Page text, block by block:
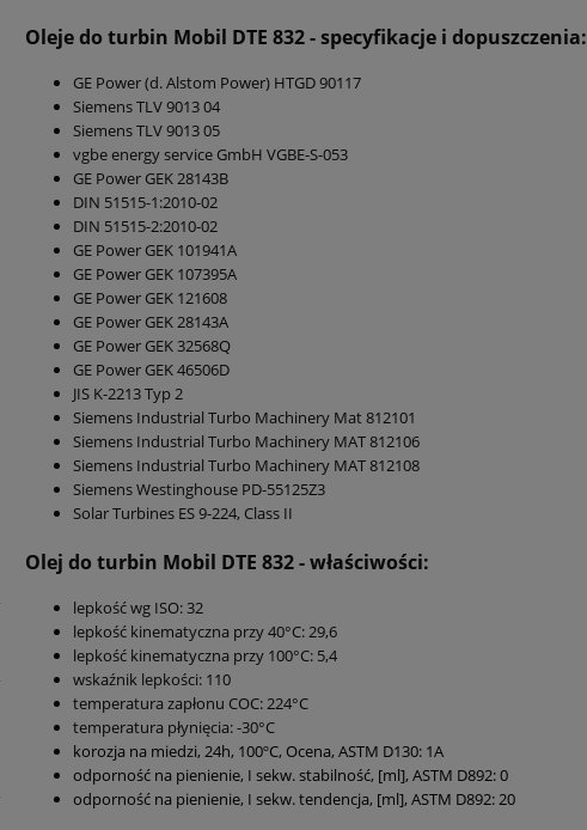
Oleje do turbin Mobil DTE 832- specyfikacje i dopuszczenia:
GE Power (d. Alstom Power) HTGD 90117
Siemens TLV 9013 04
Siemens TLV 9013 05
vgbe energy service GmbH VGBE-S-053
GE Power GEK 28143B
DIN 51515-1:2010-02
DIN 51515-2:2010-02
GE Power GEK 101941A
GE Power GEK 107395A
GE Power GEK 121608
GE Power GEK 28143A
GE Power GEK 32568Q
GE Power GEK 46506D
JIS K-2213 Typ 2
Siemens Industrial Turbo Machinery Mat 812101
Siemens Industrial Turbo Machinery MAT 812106
Siemens Industrial Turbo Machinery MAT 812108
Siemens Westinghouse PD-55125Z3
Solar Turbines ES 9-224, Class II
Olej do turbin Mobil DTE 832- właściwości:
lepkość wg ISO: 32
lepkość kinematyczna przy 40°C: 29,6
lepkość kinematyczna przy 100°C: 5,4
wskaźnik lepkości: 110
temperatura zapłonu COC: 224°C
temperatura płynięcia: -30°C
korozja na miedzi, 24h, 100ºC, Ocena, ASTM D130: 1A
odporność na pienienie, I sekw. stabilność, [ml], ASTM D892: 0
odporność na pienienie, I sekw. tendencja, [ml], ASTM D892: 20